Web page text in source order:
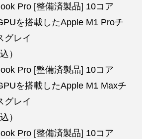
Pro [整備済製品] 10コア
を搭載したApple M1 Proチ
グレイ
）
Pro [整備済製品] 10コア
を搭載したApple M1 Maxチ
グレイ
）
Pro [整備済製品] 10コア